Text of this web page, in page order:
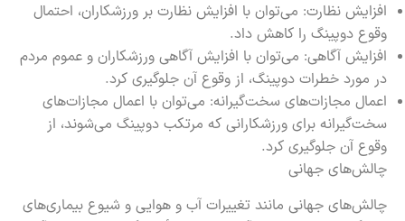
افزایش نظارت: می‌توان با افزایش نظارت بر ورزشکاران، احتمال
وقوع دوپینگ را کاهش داد.
افزایش آگاهی: می‌توان با افزایش آگاهی ورزشکاران و عموم مردم
در مورد خطرات دوپینگ، از وقوع آن جلوگیری کرد.
اعمال مجازات‌های سخت‌گیرانه: می‌توان با اعمال مجازات‌های
سخت‌گیرانه برای ورزشکارانی که مرتکب دوپینگ می‌شوند، از
وقوع آن جلوگیری کرد.
چالش‌های جهانی
چالش‌های جهانی مانند تغییرات آب و هوایی و شیوع بیماری‌های